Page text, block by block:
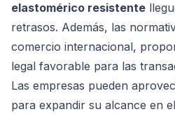
elastomérico resistente
retrasos. Además, las
comercio internacional,
legal favorable para las
Las empresas pueden
para expandir su alcance en